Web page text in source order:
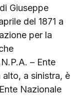
Giuseppe
del 1871 a
per la
– Ente
a sinistra, è
Nazionale